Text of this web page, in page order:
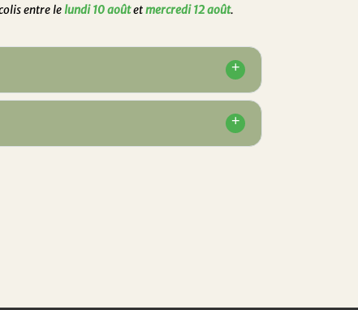
entre lelundi 10 aoûtetmercredi 12 août.